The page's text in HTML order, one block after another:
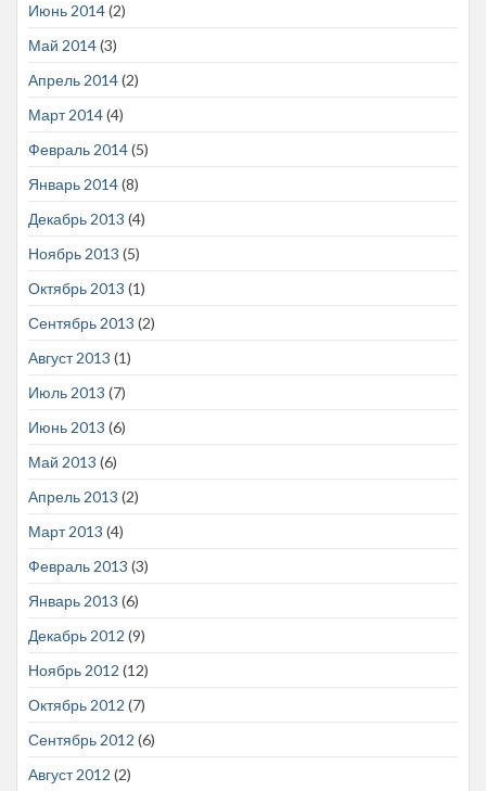
Июнь 2014(2)
Май 2014(3)
Апрель 2014(2)
Март 2014(4)
Февраль 2014(5)
Январь 2014(8)
Декабрь 2013 (4)
Ноябрь 2013 (5)
Октябрь 2013 (1)
Сентябрь 2013 (2)
Август 2013 (1)
Июль 2013 (7)
Июнь 2013 (6)
Май 2013 (6)
Апрель 2013 (2)
Март 2013 (4)
Февраль 2013 (3)
Январь 2013 (6)
Декабрь 2012 (9)
Ноябрь 2012 (12)
Октябрь 2012 (7)
Сентябрь 2012 (6)
Август 2012 (2)